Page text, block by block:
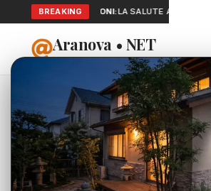
BREAKING
SEGNALAZIONI: LA SALUTE A PORTATA
Aranova • NET
PORTALE UTILE AL TERRITORIO